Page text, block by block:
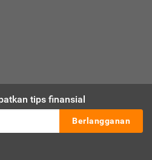
tips finansial
Berlangganan